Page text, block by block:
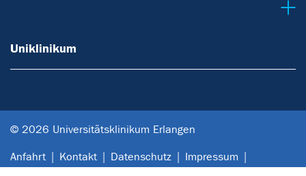
Uniklinikum
© 2026 Universitätsklinikum Erlangen
Anfahrt Kontakt Datenschutz
Impressum